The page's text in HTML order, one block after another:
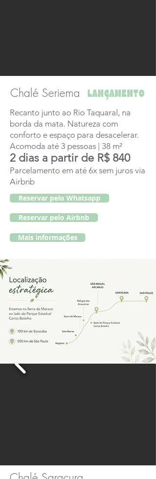
Chalé Seriema LANÇAMENTO
Recanto junto ao Rio Taquaral, na
borda da mata. Natureza com
conforto e espaço para desacelerar.
Acomoda até 3 pessoas | 38 m²
2 dias a partir de R$ 840
Parcelamento em até 6x sem juros via
Airbnb
Reservar pelo Whatsapp
Reservar pelo Airbnb
Mais informações